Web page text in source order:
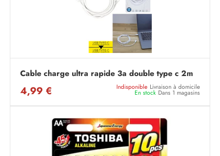
Cable charge ultra rapide 3a double type c 2m
4,99 € Indisponible Livraison à domicile
En stock Dans 1 magasins